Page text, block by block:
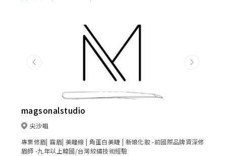
Previous Next
magsonalstudio
尖沙咀
專業修眉| 霧眉| 美瞳線 | 角蛋白美睫 | 新娘化妝 -前國際品牌資深修
眉師 -九年以上韓國/台灣紋繡技術經驗